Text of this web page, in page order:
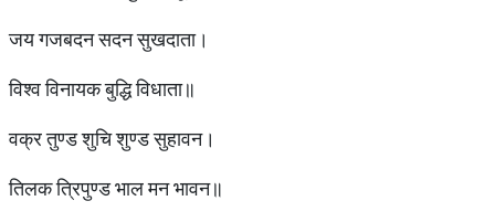
जय गजबदन सदन सुखदाता।
विश्व विनायक बुद्धि विधाता॥
वक्र तुण्ड शुचि शुण्ड सुहावन।
तिलक त्रिपुण्ड भाल मन भावन॥